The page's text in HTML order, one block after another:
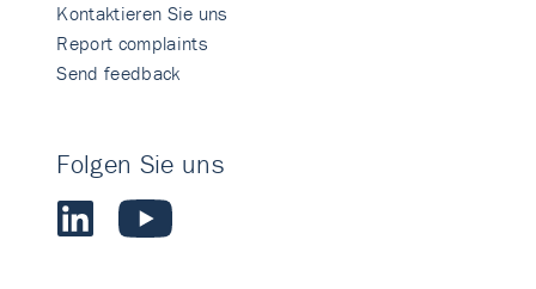
Kontaktieren Sie uns
Report complaints
Send feedback
Folgen Sie uns